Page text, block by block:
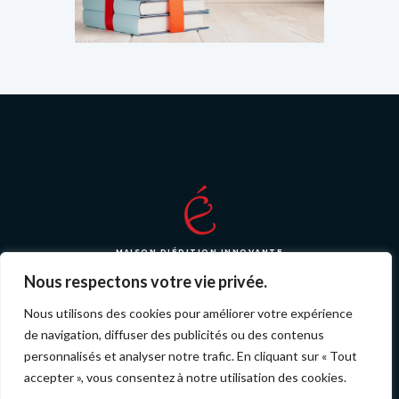
Nous respectons votre vie privée.
Nous utilisons des cookies pour améliorer votre expérience
de navigation, diffuser des publicités ou des contenus
personnalisés et analyser notre trafic. En cliquant sur « Tout
accepter », vous consentez à notre utilisation des cookies.
MAISON D'ÉDITION INNOVANTE
© 2026 Tous droits réservé par i-liredition jeunesse